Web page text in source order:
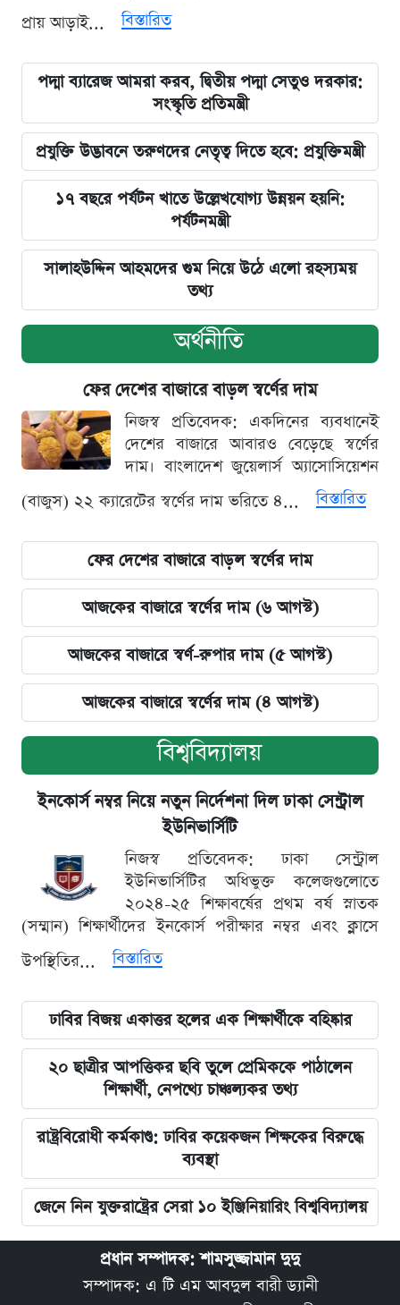
প্রায় আড়াই...
বিস্তারিত
পদ্মা ব্যারেজ আমরা করব, দ্বিতীয় পদ্মা সেতুও দরকার:
সংস্কৃতি প্রতিমন্ত্রী
প্রযুক্তি উদ্ভাবনে তরুণদের নেতৃত্ব দিতে হবে: প্রযুক্তিমন্ত্রী
১৭ বছরে পর্যটন খাতে উল্লেখযোগ্য উন্নয়ন হয়নি:
পর্যটনমন্ত্রী
সালাহউদ্দিন আহমদের গুম নিয়ে উঠে এলো রহস্যময়
তথ্য
অর্থনীতি
ফের দেশের বাজারে বাড়ল স্বর্ণের দাম
নিজস্ব প্রতিবেদক: একদিনের ব্যবধানেই
দেশের বাজারে আবারও বেড়েছে স্বর্ণের
দাম। বাংলাদেশ জুয়েলার্স অ্যাসোসিয়েশন
(বাজুস) ২২ ক্যারেটের স্বর্ণের দাম ভরিতে ৪...
বিস্তারিত
ফের দেশের বাজারে বাড়ল স্বর্ণের দাম
আজকের বাজারে স্বর্ণের দাম (৬ আগস্ট)
আজকের বাজারে স্বর্ণ-রুপার দাম (৫ আগস্ট)
আজকের বাজারে স্বর্ণের দাম (৪ আগস্ট)
বিশ্ববিদ্যালয়
ইনকোর্স নম্বর নিয়ে নতুন নির্দেশনা দিল ঢাকা সেন্ট্রাল
ইউনিভার্সিটি
নিজস্ব প্রতিবেদক: ঢাকা সেন্ট্রাল
ইউনিভার্সিটির অধিভুক্ত কলেজগুলোতে
২০২৪-২৫ শিক্ষাবর্ষের প্রথম বর্ষ স্নাতক
(সম্মান) শিক্ষার্থীদের ইনকোর্স পরীক্ষার নম্বর এবং ক্লাসে
উপস্থিতির...
বিস্তারিত
ঢাবির বিজয় একাত্তর হলের এক শিক্ষার্থীকে বহিষ্কার
২০ ছাত্রীর আপত্তিকর ছবি তুলে প্রেমিককে পাঠালেন
শিক্ষার্থী, নেপথ্যে চাঞ্চল্যকর তথ্য
রাষ্ট্রবিরোধী কর্মকাণ্ড: ঢাবির কয়েকজন শিক্ষকের বিরুদ্ধে
ব্যবস্থা
জেনে নিন যুক্তরাষ্ট্রের সেরা ১০ ইঞ্জিনিয়ারিং বিশ্ববিদ্যালয়
প্রধান সম্পাদক: শামসুজ্জামান দুদু
সম্পাদক: এ টি এম আবদুল বারী ড্যানী